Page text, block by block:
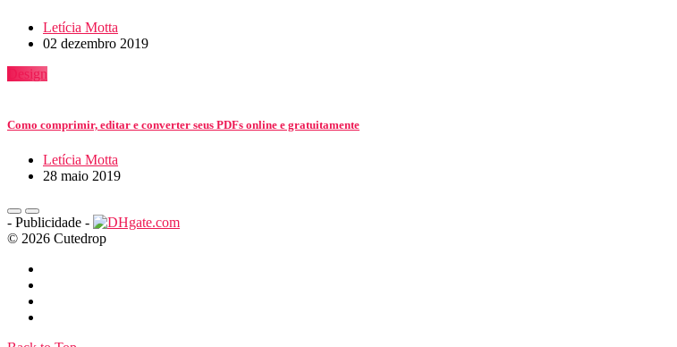
Letícia Motta
02 dezembro 2019
Design
Como comprimir, editar e converter seus PDFs online e gratuitamente
Letícia Motta
28 maio 2019
- Publicidade -
© 2026 Cutedrop